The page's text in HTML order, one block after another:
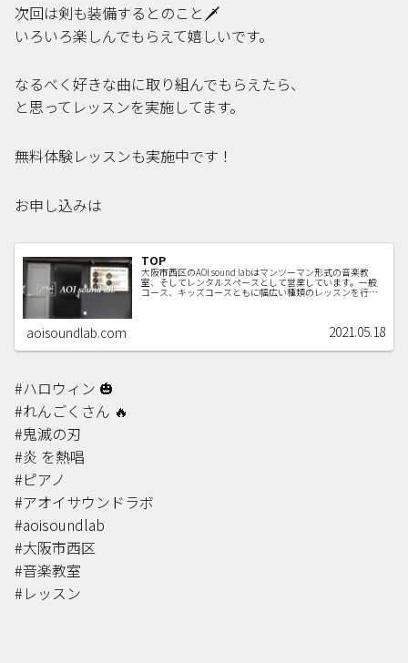
次回は剣も装備するとのこと🗡️
いろいろ楽しんでもらえて嬉しいです。
なるべく好きな曲に取り組んでもらえたら、
と思ってレッスンを実施してます。
無料体験レッスンも実施中です！
お申し込みは
TOP
大阪市西区のAOI sound labはマンツーマン形式の音楽教
室、そしてレンタルスペースとして営業しています。一般
コース、キッズコースともに幅広い種類のレッスンを行っ
aoisoundlab.com 2021.05.18
#ハロウィン 🎃
#れんごくさん 🔥
#鬼滅の刃
#炎 を熱唱
#ピアノ
#アオイサウンドラボ
#aoisoundlab
#大阪市西区
#音楽教室
#レッスン